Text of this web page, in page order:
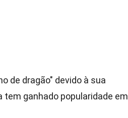
de dragão" devido à sua
ganhado popularidade em